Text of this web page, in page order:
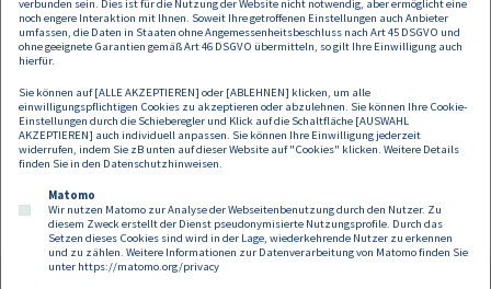
Nach den herausragenden Ergebnissen im
Chambers Europe Ranking kannDORDAnahtlos an
die Erfolge anknüpfen.
Seitennummerierung
verbunden sein. Dies ist für die Nutzung der Website nicht notwendig, aber ermöglicht eine
noch engere Interaktion mit Ihnen. Soweit Ihre getroffenen Einstellungen auch Anbieter
umfassen, die Daten in Staaten ohne Angemessenheitsbeschluss nach Art 45 DSGVO und
ohne geeignete Garantien gemäß Art 46 DSGVO übermitteln, so gilt Ihre Einwilligung auch
hierfür.
Sie können auf [ALLE AKZEPTIEREN] oder [ABLEHNEN] klicken, um alle
einwilligungspflichtigen Cookies zu akzeptieren oder abzulehnen. Sie können Ihre Cookie-
Einstellungen durch die Schieberegler und Klick auf die Schaltfläche [AUSWAHL
AKZEPTIEREN] auch individuell anpassen. Sie können Ihre Einwilligung jederzeit
widerrufen, indem Sie zB unten auf dieser Website auf "Cookies" klicken. Weitere Details
finden Sie in den Datenschutzhinweisen.
Matomo
Wir nutzen Matomo zur Analyse der Webseitenbenutzung durch den Nutzer. Zu
diesem Zweck erstellt der Dienst pseudonymisierte Nutzungsprofile. Durch das
Setzen dieses Cookies sind wird in der Lage, wiederkehrende Nutzer zu erkennen
und zu zählen. Weitere Informationen zur Datenverarbeitung von Matomo finden Sie
unter https://matomo.org/privacy